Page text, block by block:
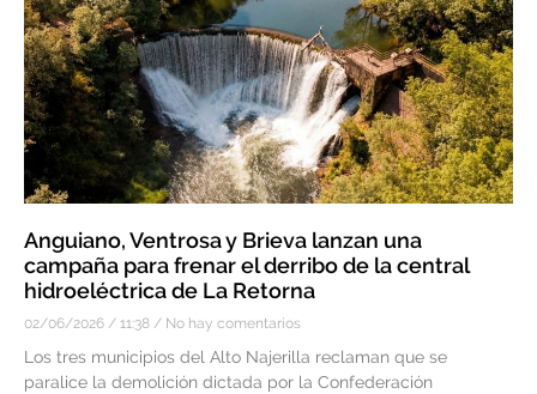
Anguiano, Ventrosa y Brieva lanzan una
campaña para frenar el derribo de la central
hidroeléctrica de La Retorna
02/06/2026 11:38 No hay comentarios
Los tres municipios del Alto Najerilla reclaman que se
paralice la demolición dictada por la Confederación